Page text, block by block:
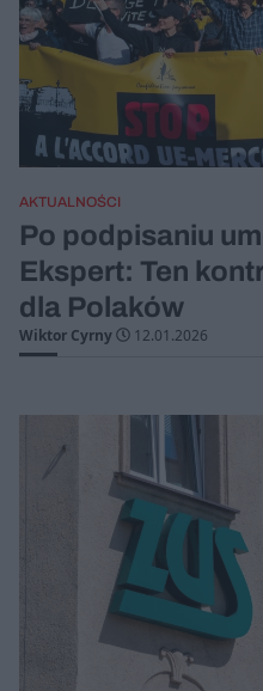
AKTUALNOŚCI
Po podpisaniu
Ekspert: Ten
dla Polaków
Wiktor Cyrny 12.01.2026